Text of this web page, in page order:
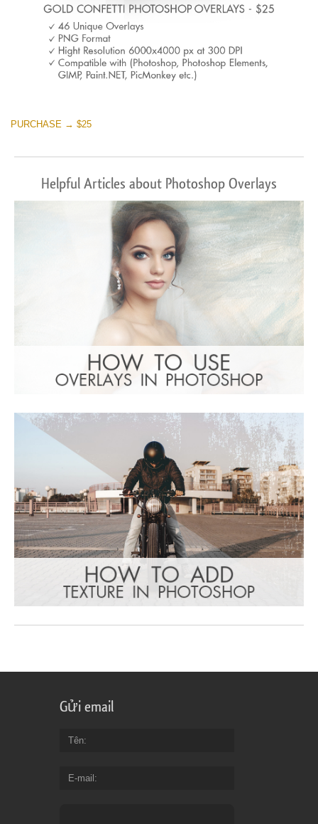
PURCHASE → $25
Helpful Articles about Photoshop Overlays
Gửi email
Tên
E-mail